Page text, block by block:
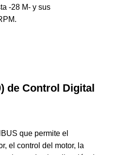
-28 M- y sus
de Control Digital
que permite el
el control del motor, la